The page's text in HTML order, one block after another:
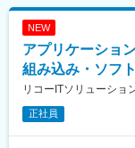
・SDV（
トレンドに関
・AUTOSAR
はあくまでも
NEW
アプリケーショ
組み込み・ソフ
リコーITソリューショ
正社員